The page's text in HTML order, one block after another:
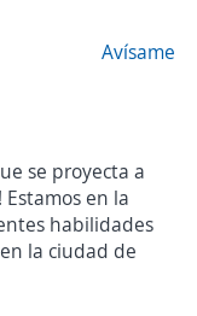
Avísame
se proyecta a
en la
habilidades
la ciudad de